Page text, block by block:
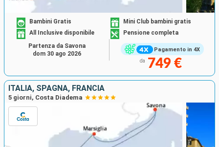
Pagamento in 4X
Bambini Gratis
Mini Club bambini gratis
All Inclusive disponibile
Pensione completa
da 749 €
Partenza da Savona
dom 30 ago 2026
ITALIA, SPAGNA, FRANCIA
5 giorni, Costa Diadema